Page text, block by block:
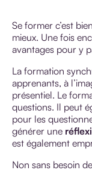
Se former c’est
mieux. Une fois
avantages pour y
La formation
apprenants, à
présentiel. Le
questions. Il peut
pour les
générer une
est également
Non sans besoin